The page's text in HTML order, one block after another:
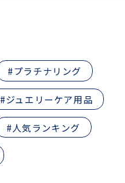
#プラチナリング
#ジュエリーケア用品
#人気ランキング